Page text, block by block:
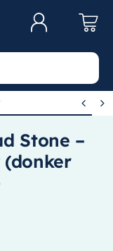
 
Stone –
(donker